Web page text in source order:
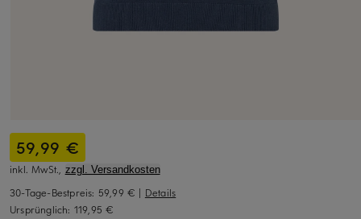
59,99 €
inkl. MwSt., zzgl. Versandkosten
30-Tage-Bestpreis: 59,99 € | Details
Ursprünglich: 119,95 €